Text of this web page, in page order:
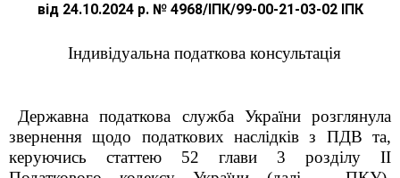
від 24.10.2024 р. № 4968/ІПК/99-00-21-03-02 ІПК
Індивідуальна податкова консультація
Державна податкова служба України розглянула
звернення щодо податкових наслідків з ПДВ та,
керуючись статтею 52 глави 3 розділу ІІ